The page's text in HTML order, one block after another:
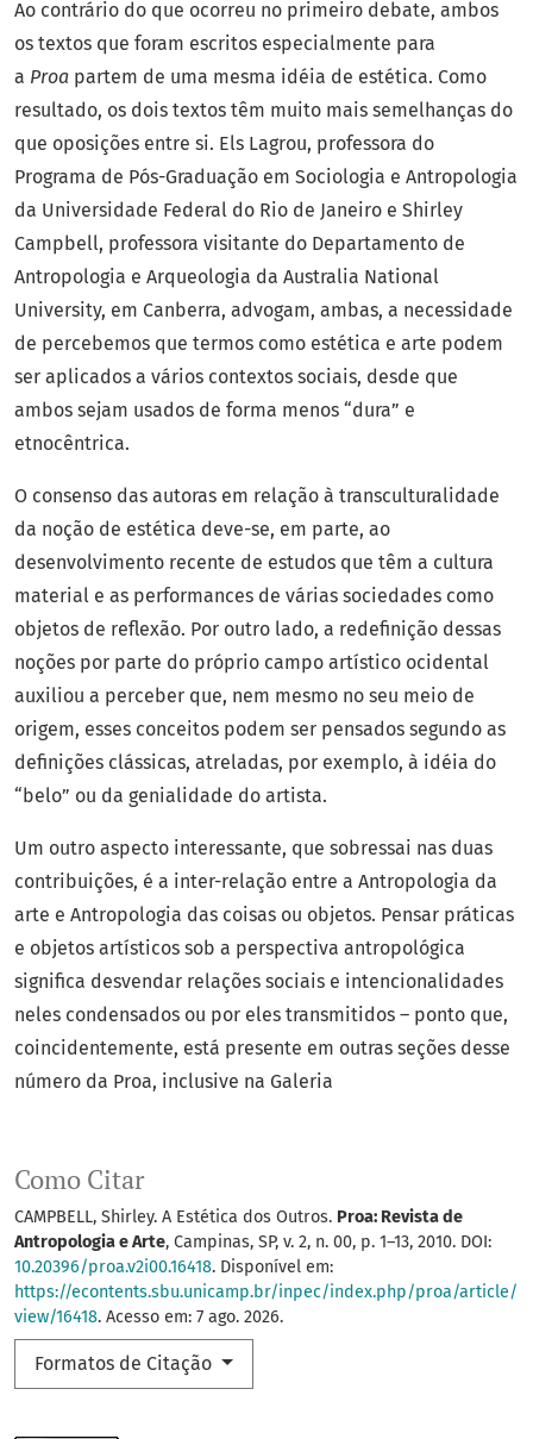
Como Citar
CAMPBELL, Shirley. A Estética dos Outros. Proa: Revista de
Antropologia e Arte, Campinas, SP, v. 2, n. 00, p. 1–13, 2010. DOI:
10.20396/proa.v2i00.16418. Disponível em:
https://econtents.sbu.unicamp.br/inpec/index.php/proa/article/
view/16418. Acesso em: 7 ago. 2026.
Formatos de Citação
Ao contrário do que ocorreu no primeiro debate, ambos
os textos que foram escritos especialmente para
a Proa partem de uma mesma idéia de estética. Como
resultado, os dois textos têm muito mais semelhanças do
que oposições entre si. Els Lagrou, professora do
Programa de Pós-Graduação em Sociologia e Antropologia
da Universidade Federal do Rio de Janeiro e Shirley
Campbell, professora visitante do Departamento de
Antropologia e Arqueologia da Australia National
University, em Canberra, advogam, ambas, a necessidade
de percebemos que termos como estética e arte podem
ser aplicados a vários contextos sociais, desde que
ambos sejam usados de forma menos “dura” e
etnocêntrica.
O consenso das autoras em relação à transculturalidade
da noção de estética deve-se, em parte, ao
desenvolvimento recente de estudos que têm a cultura
material e as performances de várias sociedades como
objetos de reflexão. Por outro lado, a redefinição dessas
noções por parte do próprio campo artístico ocidental
auxiliou a perceber que, nem mesmo no seu meio de
origem, esses conceitos podem ser pensados segundo as
definições clássicas, atreladas, por exemplo, à idéia do
“belo” ou da genialidade do artista.
Um outro aspecto interessante, que sobressai nas duas
contribuições, é a inter-relação entre a Antropologia da
arte e Antropologia das coisas ou objetos. Pensar práticas
e objetos artísticos sob a perspectiva antropológica
significa desvendar relações sociais e intencionalidades
neles condensados ou por eles transmitidos – ponto que,
coincidentemente, está presente em outras seções desse
número da Proa, inclusive na Galeria